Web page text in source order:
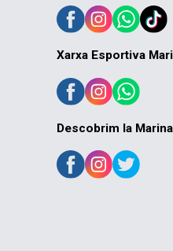
Xarxa Esportiva
Descobrim la